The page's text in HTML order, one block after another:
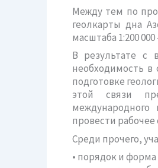
Между тем по
геолкарты дна
масштаба 1:200
В результате с
необходимость в
подготовке
этой связи
провести
Среди прочего,
• порядок и